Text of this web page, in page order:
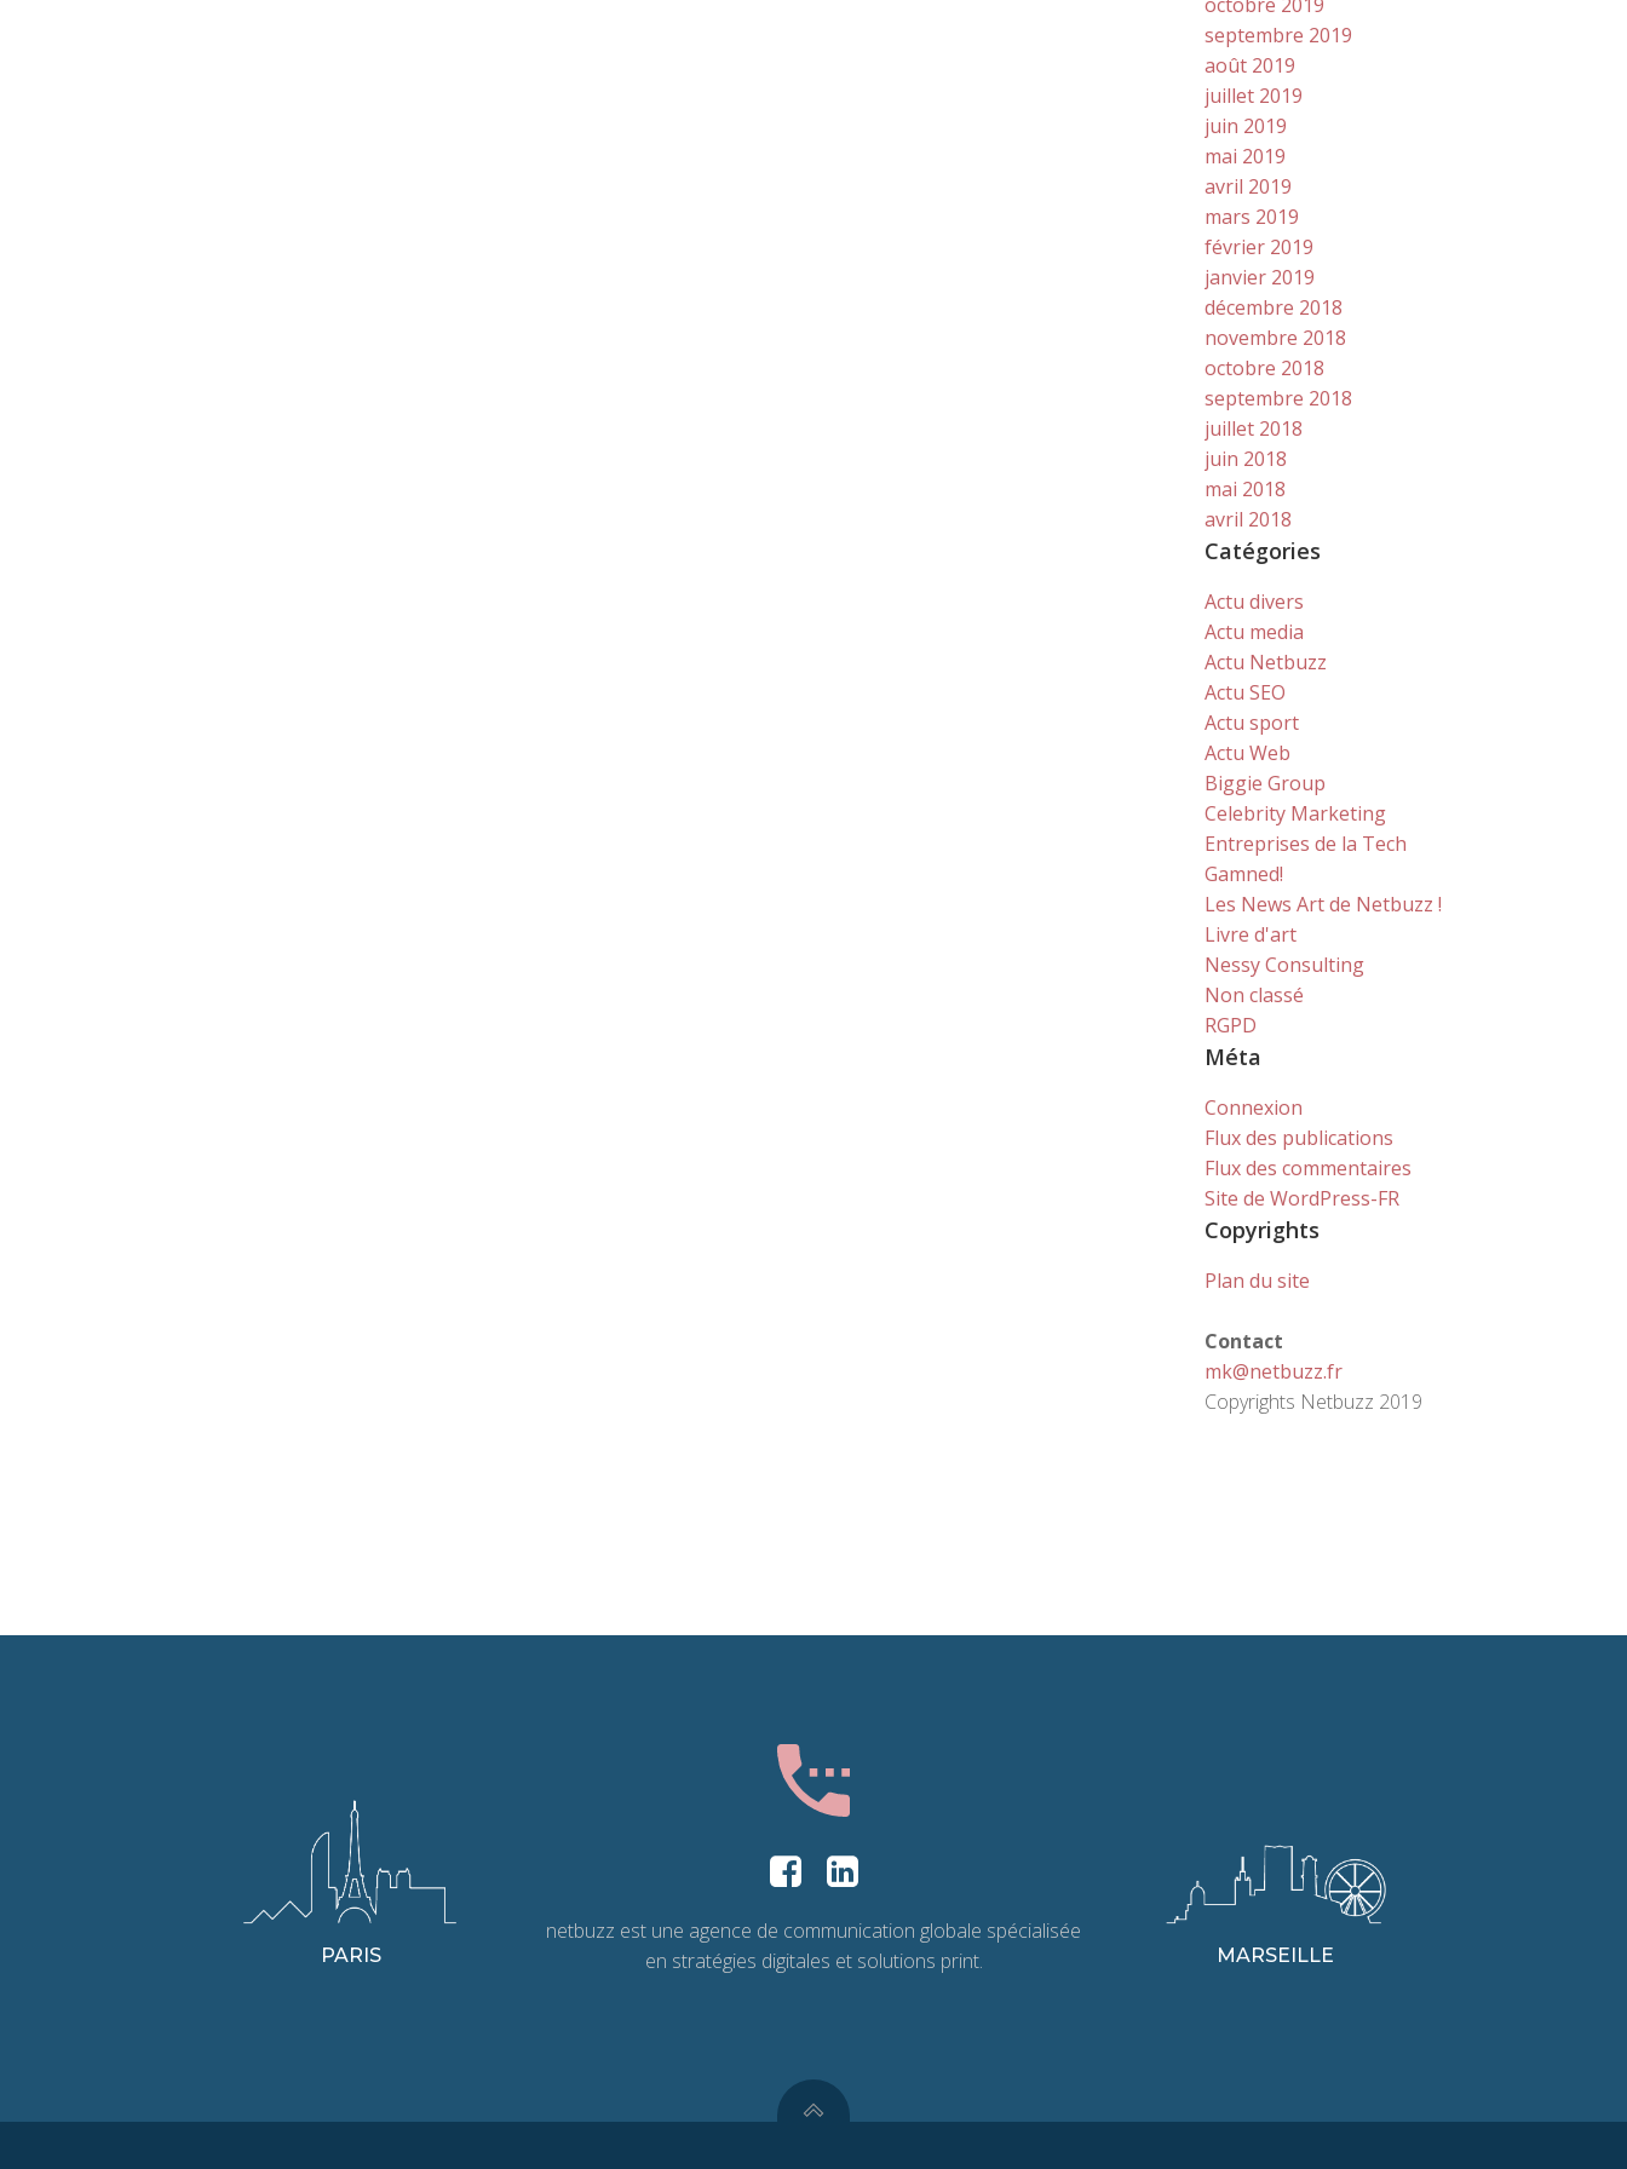
septembre 2019
août 2019
juillet 2019
juin 2019
mai 2019
avril 2019
mars 2019
février 2019
janvier 2019
décembre 2018
novembre 2018
octobre 2018
septembre 2018
juillet 2018
juin 2018
mai 2018
avril 2018
Catégories
Actu divers
Actu media
Actu Netbuzz
Actu SEO
Actu sport
Actu Web
Biggie Group
Celebrity Marketing
Entreprises de la Tech
Gamned!
Les News Art de Netbuzz !
Livre d'art
Nessy Consulting
Non classé
RGPD
Méta
Connexion
Flux des publications
Flux des commentaires
Site de WordPress-FR
Copyrights
Plan du site
Contact
mk@netbuzz.fr
Copyrights Netbuzz 2019
PARIS
netbuzz est une agence de communication globale spécialisée
en stratégies digitales et solutions print.
MARSEILLE